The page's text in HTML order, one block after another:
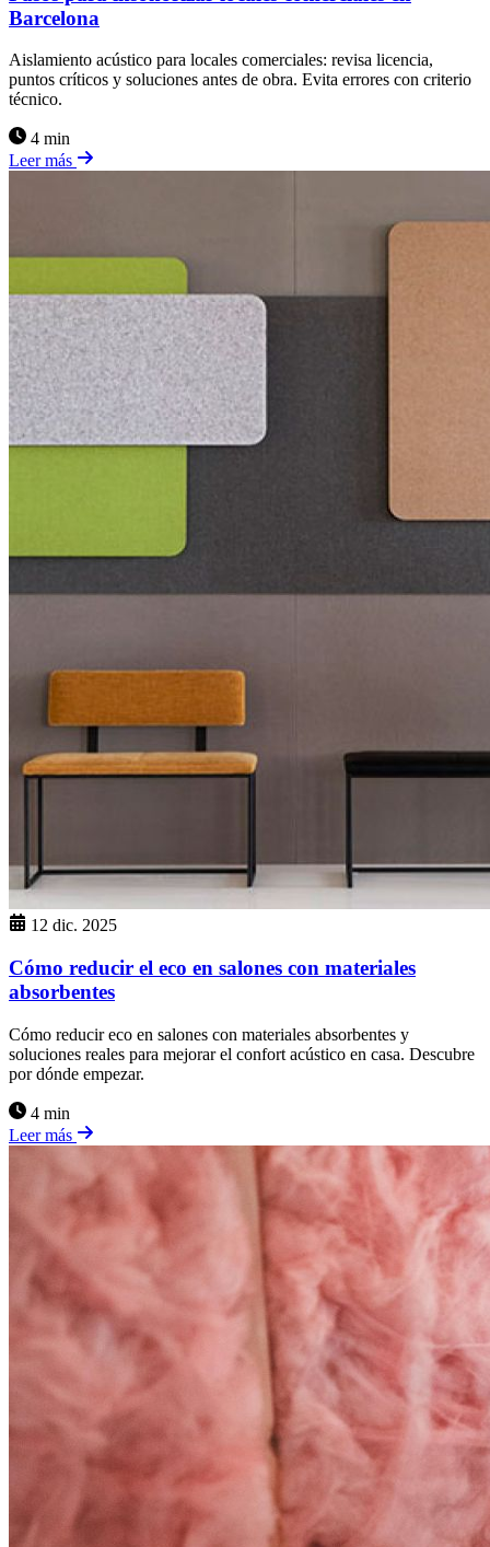
Barcelona
Aislamiento acústico para locales comerciales: revisa licencia,
puntos críticos y soluciones antes de obra. Evita errores con criterio
técnico.
4 min
Leer más
12 dic. 2025
Cómo reducir el eco en salones con materiales
absorbentes
Cómo reducir eco en salones con materiales absorbentes y
soluciones reales para mejorar el confort acústico en casa. Descubre
por dónde empezar.
4 min
Leer más